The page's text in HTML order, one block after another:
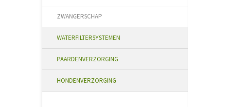
ZWANGERSCHAP
WATERFILTERSYSTEMEN
PAARDENVERZORGING
HONDENVERZORGING